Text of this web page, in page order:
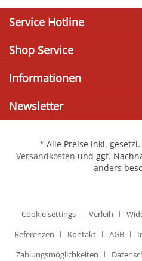
Service Hotline
Shop Service
Informationen
Newsletter
* Alle Preise inkl.
Versandkosten und ggf.
anders
Cookie settings Verleih
Referenzen
Kontakt AGB
Zahlungsmöglichkeiten